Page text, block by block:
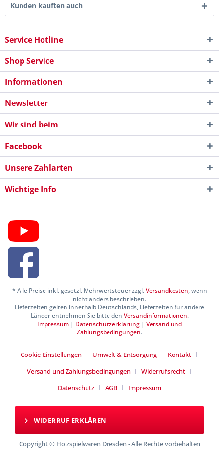
Kunden kauften auch
Service Hotline
Shop Service
Informationen
Newsletter
Wir sind beim
Facebook
Unsere Zahlarten
Wichtige Info
* Alle Preise inkl. gesetzl. Mehrwertsteuer zzgl.Versandkosten, wenn
nicht anders beschrieben.
Lieferzeiten gelten innerhalb Deutschlands, Lieferzeiten für andere
Länder entnehmen Sie bitte den Versandinformationen.
Impressum | Datenschutzerklärung | Versand und
Zahlungsbedingungen.
Cookie-Einstellungen Umwelt & Entsorgung
Kontakt
Versand und Zahlungsbedingungen
Widerrufsrecht
Datenschutz
AGB Impressum
WIDERRUF ERKLÄREN
Copyright © Holzspielwaren Dresden - Alle Rechte vorbehalten